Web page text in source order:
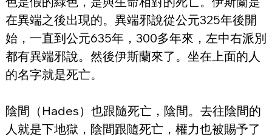
在異端之後出現的。異端邪說從公元325年後開
始，一直到公元635年，300多年來，左中右派別
都有異端邪說。然後伊斯蘭來了。坐在上面的人
的名字就是死亡。
陰間（Hades）也跟隨死亡，陰間。去往陰間的
人就是下地獄，陰間跟隨死亡，權力也被賜予了